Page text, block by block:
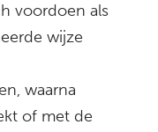
voordoen als
wijze
waarna
of met de